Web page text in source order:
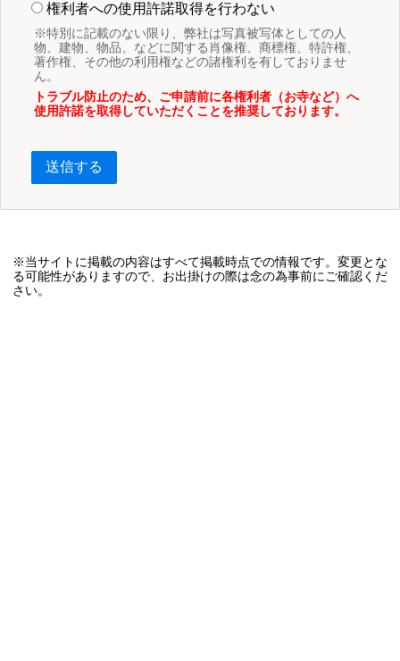
権利者への使用許諾取得を行わない
※特別に記載のない限り、弊社は写真被写体としての人
物、建物、物品、などに関する肖像権、商標権、特許権、
著作権、その他の利用権などの諸権利を有しておりませ
ん。
トラブル防止のため、ご申請前に各権利者（お寺など）へ
使用許諾を取得していただくことを推奨しております。
送信する
※当サイトに掲載の内容はすべて掲載時点での情報です。変更とな
る可能性がありますので、お出掛けの際は念の為事前にご確認くだ
さい。